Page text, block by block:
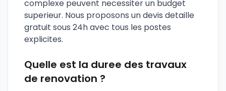
complexe peuvent necessiter un budget
superieur. Nous proposons un devis detaille
gratuit sous 24h avec tous les postes
explicites.
Quelle est la duree des travaux
de renovation ?